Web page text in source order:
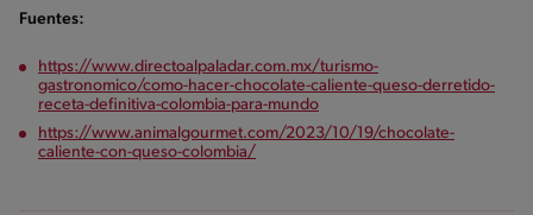
Fuentes:
https://www.directoalpaladar.com.mx/turismo-
gastronomico/como-hacer-chocolate-caliente-queso-derretido-
receta-definitiva-colombia-para-mundo
https://www.animalgourmet.com/2023/10/19/chocolate-
caliente-con-queso-colombia/